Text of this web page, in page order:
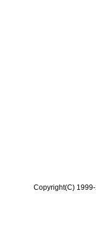
Copyright(C)